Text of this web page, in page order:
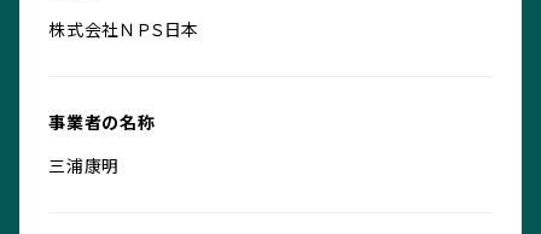
株式会社ＮＰＳ日本
事業者の名称
三浦康明